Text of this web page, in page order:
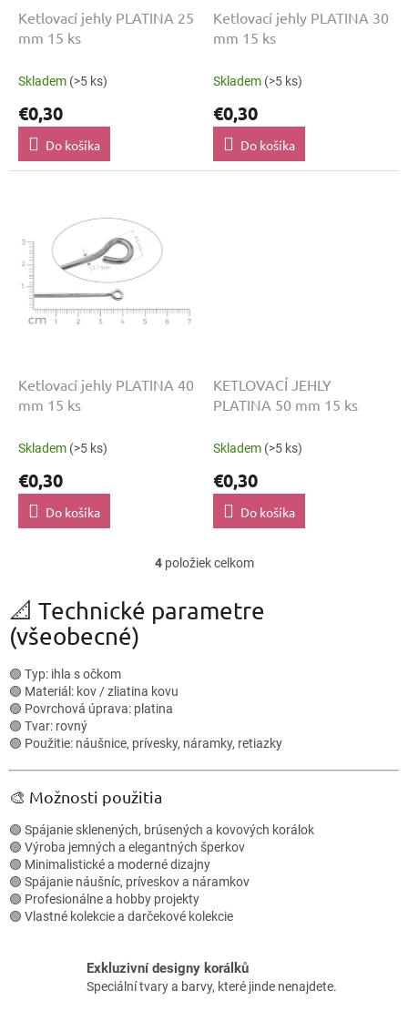
Ketlovací jehly PLATINA 25
mm 15 ks
Skladem (>5 ks)
€0,30
Do košíka
Ketlovací jehly PLATINA 30
mm 15 ks
Skladem (>5 ks)
€0,30
Do košíka
Ketlovací jehly PLATINA 40
mm 15 ks
Skladem (>5 ks)
€0,30
Do košíka
KETLOVACÍ JEHLY
PLATINA 50 mm 15 ks
Skladem (>5 ks)
€0,30
Do košíka
O
l
á
r
ý
p
i
s
4položiek celkom
📐 Technické parametre
(všeobecné)
🟢 Typ: ihla s očkom
🟢 Materiál: kov / zliatina kovu
🟢 Povrchová úprava: platina
🟢 Tvar: rovný
🟢 Použitie: náušnice, prívesky, náramky, retiazky
🎨 Možnosti použitia
🟢 Spájanie sklenených, brúsených a kovových korálok
🟢 Výroba jemných a elegantných šperkov
🟢 Minimalistické a moderné dizajny
🟢 Spájanie náušníc, príveskov a náramkov
🟢 Profesionálne a hobby projekty
🟢 Vlastné kolekcie a darčekové kolekcie
Exkluzivní designy korálků
Speciální tvary a barvy, které jinde nenajdete.